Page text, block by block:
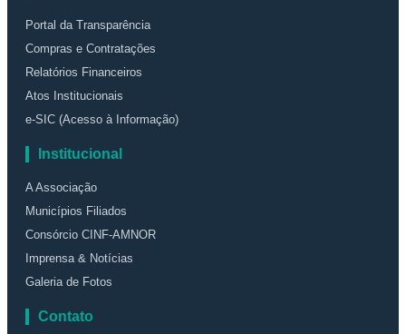
Portal da Transparência
Compras e Contratações
Relatórios Financeiros
Atos Institucionais
e-SIC (Acesso à Informação)
Institucional
A Associação
Municípios Filiados
Consórcio CINF-AMNOR
Imprensa & Notícias
Galeria de Fotos
Contato